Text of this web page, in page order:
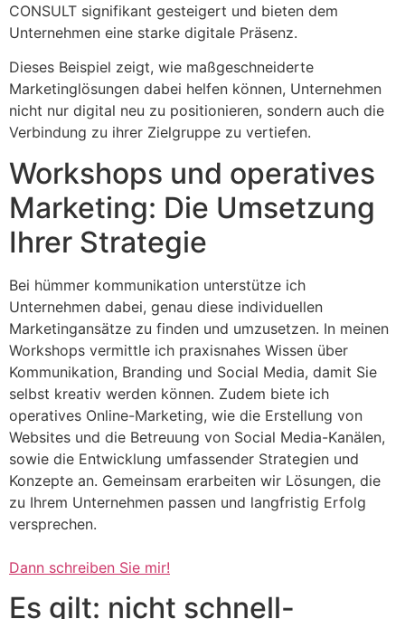
CONSULT signifikant gesteigert und bieten dem
Unternehmen eine starke digitale Präsenz.
Dieses Beispiel zeigt, wie maßgeschneiderte
Marketinglösungen dabei helfen können, Unternehmen
nicht nur digital neu zu positionieren, sondern auch die
Verbindung zu ihrer Zielgruppe zu vertiefen.
Workshops und operatives
Marketing: Die Umsetzung
Ihrer Strategie
Bei hümmer kommunikation unterstütze ich
Unternehmen dabei, genau diese individuellen
Marketingansätze zu finden und umzusetzen. In meinen
Workshops vermittle ich praxisnahes Wissen über
Kommunikation, Branding und Social Media, damit Sie
selbst kreativ werden können. Zudem biete ich
operatives Online-Marketing, wie die Erstellung von
Websites und die Betreuung von Social Media-Kanälen,
sowie die Entwicklung umfassender Strategien und
Konzepte an. Gemeinsam erarbeiten wir Lösungen, die
zu Ihrem Unternehmen passen und langfristig Erfolg
versprechen.
Dann schreiben Sie mir!
Es gilt: nicht schnell-